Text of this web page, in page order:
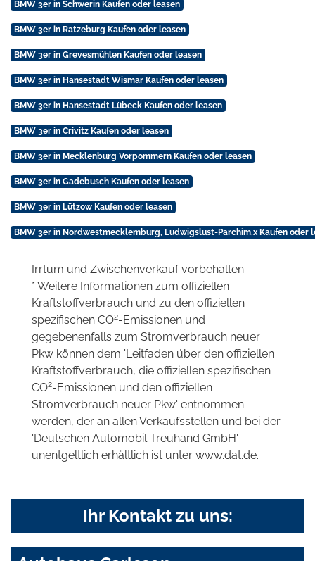
BMW 3er in Schwerin Kaufen oder leasen
BMW 3er in Ratzeburg Kaufen oder leasen
BMW 3er in Grevesmühlen Kaufen oder leasen
BMW 3er in Hansestadt Wismar Kaufen oder leasen
BMW 3er in Hansestadt Lübeck Kaufen oder leasen
BMW 3er in Crivitz Kaufen oder leasen
BMW 3er in Mecklenburg Vorpommern Kaufen oder leasen
BMW 3er in Gadebusch Kaufen oder leasen
BMW 3er in Lützow Kaufen oder leasen
BMW 3er in Nordwestmecklemburg, Ludwigslust-Parchim,x Kaufen oder
Irrtum und Zwischenverkauf vorbehalten.
* Weitere Informationen zum offiziellen
Kraftstoffverbrauch und zu den offiziellen
spezifischen CO2-Emissionen und
gegebenenfalls zum Stromverbrauch neuer
Pkw können dem 'Leitfaden über den offiziellen
Kraftstoffverbrauch, die offiziellen spezifischen
CO2-Emissionen und den offiziellen
Stromverbrauch neuer Pkw' entnommen
werden, der an allen Verkaufsstellen und bei der
'Deutschen Automobil Treuhand GmbH'
unentgeltlich erhältlich ist unter www.dat.de.
Ihr Kontakt zu uns: